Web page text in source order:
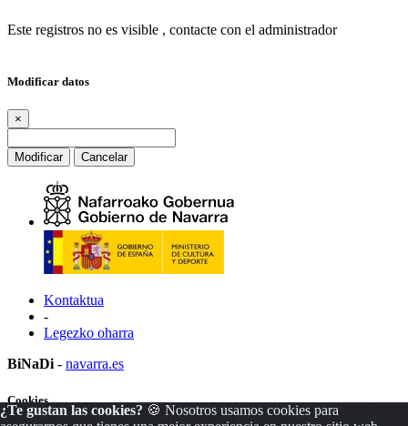
Este registros no es visible , contacte con el administrador
Modificar datos
×
Modificar Cancelar
Kontaktua
-
Legezko oharra
BiNaDi - navarra.es
¿Te gustan las cookies? 🍪 Nosotros usamos cookies para
Cookies